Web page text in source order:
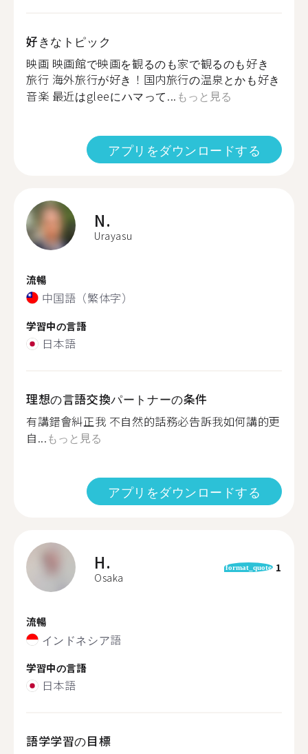
好きなトピック
映画 映画館で映画を観るのも家で観るのも好き
旅行 海外旅行が好き！国内旅行の温泉とかも好き
音楽 最近はgleeにハマって... もっと見る
アプリをダウンロードする
N.
Urayasu
流暢
中国語（繁体字）
学習中の言語
日本語
理想の言語交換パートナーの条件
有講錯會糾正我 不自然的話務必告訴我如何講的更
自...もっと見る
アプリをダウンロードする
H.
Osaka
format_quote 1
流暢
インドネシア語
学習中の言語
日本語
語学学習の目標